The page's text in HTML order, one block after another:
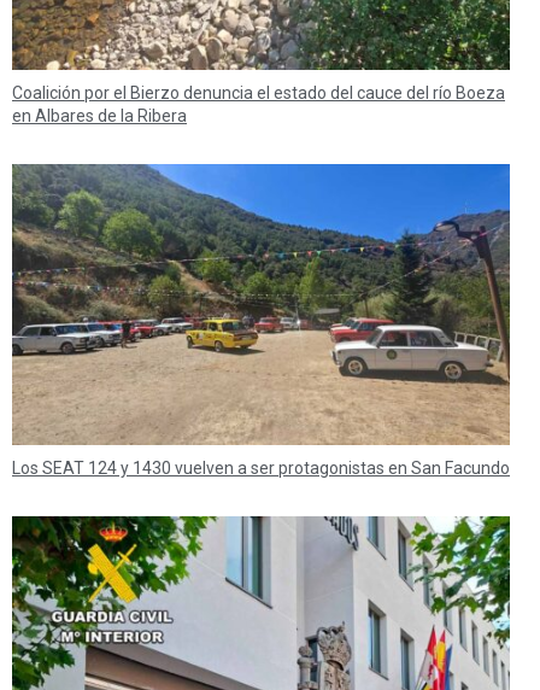
Coalición por el Bierzo denuncia el estado del cauce del río Boeza
en Albares de la Ribera
Los SEAT 124 y 1430 vuelven a ser protagonistas en San Facundo